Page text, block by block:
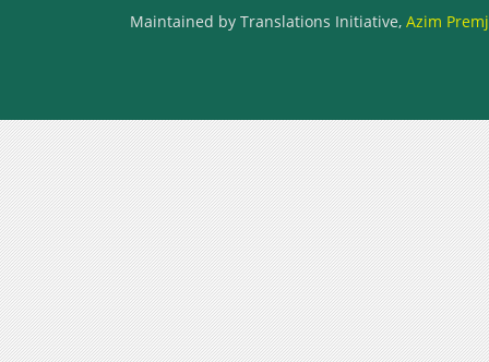
Maintained by Translations Initiative, Azim